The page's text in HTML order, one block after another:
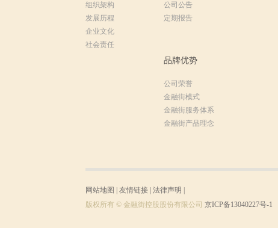
组织架构
发展历程
企业文化
社会责任
公司公告
定期报告
品牌优势
公司荣誉
金融街模式
金融街服务体系
金融街产品理念
网站地图 友情链接 法律声明
版权所有 © 金融街控股股份有限公司 京ICP备13040227号-1